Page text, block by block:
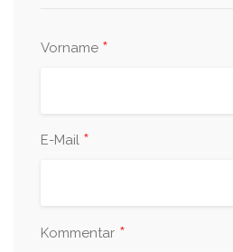
Vorname *
E-Mail *
Kommentar *